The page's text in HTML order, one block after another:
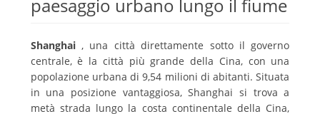
paesaggio urbano lungo il fiume
Shanghai, una città direttamente sotto il governo
centrale, è la città più grande della Cina, con una
popolazione urbana di 9,54 milioni di abitanti.Situata
in una posizione vantaggiosa, Shanghai si trova a
metà strada lungo la costa continentale della Cina,